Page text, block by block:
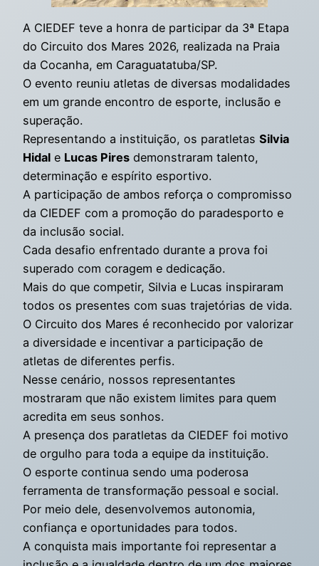
A CIEDEF teve a honra de participar da 3ª Etapa
do Circuito dos Mares 2026, realizada na Praia
da Cocanha, em Caraguatatuba/SP.
O evento reuniu atletas de diversas modalidades
em um grande encontro de esporte, inclusão e
superação.
Representando a instituição, os paratletas Silvia
Hidal e Lucas Pires demonstraram talento,
determinação e espírito esportivo.
A participação de ambos reforça o compromisso
da CIEDEF com a promoção do paradesporto e
da inclusão social.
Cada desafio enfrentado durante a prova foi
superado com coragem e dedicação.
Mais do que competir, Silvia e Lucas inspiraram
todos os presentes com suas trajetórias de vida.
O Circuito dos Mares é reconhecido por valorizar
a diversidade e incentivar a participação de
atletas de diferentes perfis.
Nesse cenário, nossos representantes
mostraram que não existem limites para quem
acredita em seus sonhos.
A presença dos paratletas da CIEDEF foi motivo
de orgulho para toda a equipe da instituição.
O esporte continua sendo uma poderosa
ferramenta de transformação pessoal e social.
Por meio dele, desenvolvemos autonomia,
confiança e oportunidades para todos.
A conquista mais importante foi representar a